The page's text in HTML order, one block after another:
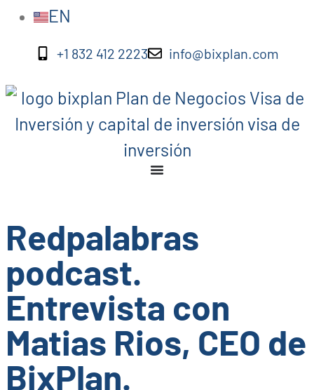
EN
+1 832 412 2223 info@bixplan.com
Redpalabras
podcast.
Entrevista con
Matias Rios, CEO de
BixPlan.